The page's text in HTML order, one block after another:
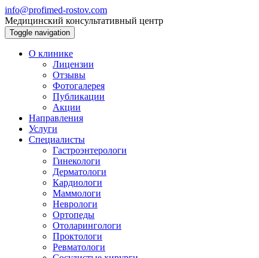
info@profimed-rostov.com
Медицинский консультативный центр
Toggle navigation
О клинике
Лицензии
Отзывы
Фотогалерея
Публикации
Акции
Направления
Услуги
Специалисты
Гастроэнтерологи
Гинекологи
Дерматологи
Кардиологи
Маммологи
Неврологи
Ортопеды
Отоларингологи
Проктологи
Ревматологи